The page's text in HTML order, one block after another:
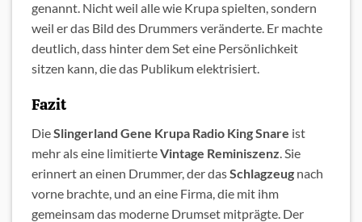
genannt. Nicht weil alle wie Krupa spielten, sondern
weil er das Bild des Drummers veränderte. Er machte
deutlich, dass hinter dem Set eine Persönlichkeit
sitzen kann, die das Publikum elektrisiert.
Fazit
DieSlingerland Gene Krupa Radio King Snare ist
mehr als eine limitierteVintage Reminiszenz . Sie
erinnert an einen Drummer, der dasSchlagzeug nach
vorne brachte, und an eine Firma, die mit ihm
gemeinsam das moderne Drumset mitprägte. Der